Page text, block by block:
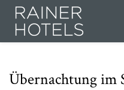
Übernachtung im